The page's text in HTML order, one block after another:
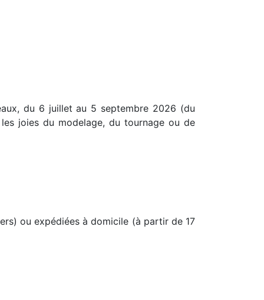
du 6 juillet au 5 septembre 2026 (du
joies du modelage, du tournage ou de
ou expédiées à domicile (à partir de 17